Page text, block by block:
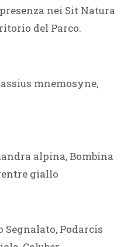
nei Sit Natura
del Parco.
mnemosyne,
alpina, Bombina
giallo
Podarcis